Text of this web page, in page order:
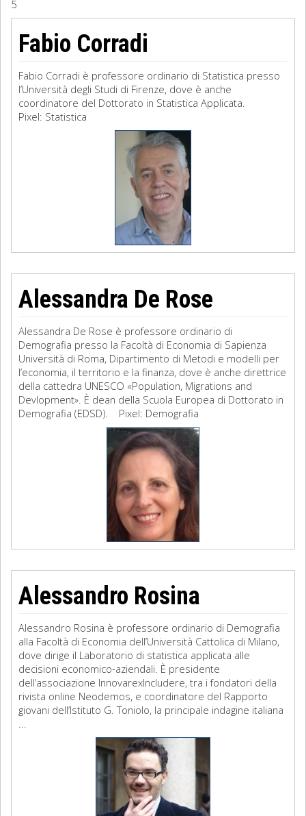
Filosofia
Storia
Matematica
5
Fabio Corradi
Fabio Corradi è professore ordinario di Statistica presso
l’Università degli Studi di Firenze, dove è anche
coordinatore del Dottorato in Statistica Applicata.
Pixel: Statistica
Alessandra De Rose
Alessandra De Rose è professore ordinario di
Demografia presso la Facoltà di Economia di Sapienza
Università di Roma, Dipartimento di Metodi e modelli per
l’economia, il territorio e la finanza, dove è anche direttrice
della cattedra UNESCO «Population, Migrations and
Devlopment». È dean della Scuola Europea di Dottorato in
Demografia (EDSD). Pixel: Demografia
Alessandro Rosina
Alessandro Rosina è professore ordinario di Demografia
alla Facoltà di Economia dell’Università Cattolica di Milano,
dove dirige il Laboratorio di statistica applicata alle
decisioni economico-aziendali. È presidente
dell’associazione InnovarexIncludere, tra i fondatori della
rivista online Neodemos, e coordinatore del Rapporto
giovani dell’Istituto G. Toniolo, la principale indagine italiana
...